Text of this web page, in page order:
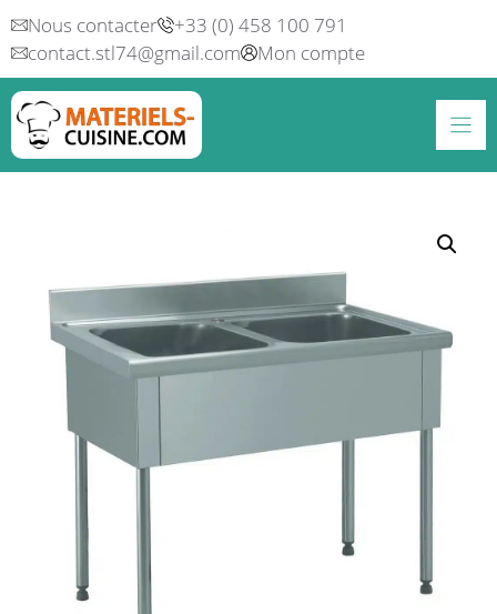
Aller
au
contenu
Nous contacter
+33 (0) 458 100 791
contact.stl74@gmail.com
Mon compte